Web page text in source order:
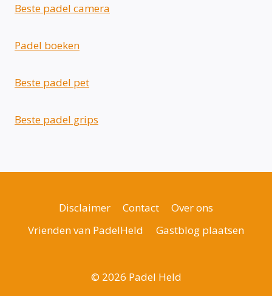
Beste padel camera
Padel boeken
Beste padel pet
Beste padel grips
Disclaimer Contact
Over ons
Vrienden van PadelHeld
Gastblog plaatsen
© 2026 Padel Held